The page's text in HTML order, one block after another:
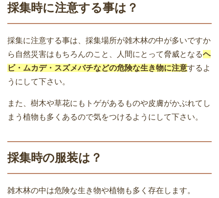
採集時に注意する事は？
採集に注意する事は、採集場所が雑木林の中が多いですか
ら自然災害はもちろんのこと、人間にとって脅威となるヘ
ビ・ムカデ・スズメバチなどの危険な生き物に注意するよ
うにして下さい。
また、樹木や草花にもトゲがあるものや皮膚がかぶれてし
まう植物も多くあるので気をつけるようにして下さい。
採集時の服装は？
雑木林の中は危険な生き物や植物も多く存在します。